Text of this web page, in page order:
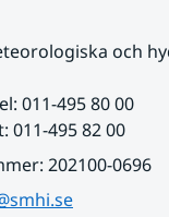
och
011-495 80 00
011-495 82 00
202100-0696